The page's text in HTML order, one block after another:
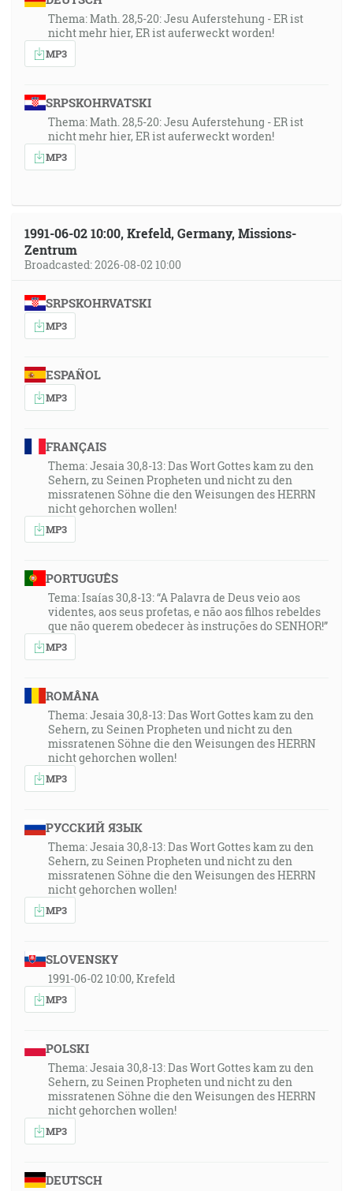
Thema: Math. 28,5-20: Jesu Auferstehung - ER ist
nicht mehr hier, ER ist auferweckt worden!
MP3
SRPSKOHRVATSKI
Thema: Math. 28,5-20: Jesu Auferstehung - ER ist
nicht mehr hier, ER ist auferweckt worden!
MP3
1991-06-02 10:00, Krefeld, Germany, Missions-
Zentrum
Broadcasted: 2026-08-02 10:00
SRPSKOHRVATSKI
MP3
ESPAÑOL
MP3
FRANÇAIS
Thema: Jesaia 30,8-13: Das Wort Gottes kam zu den
Sehern, zu Seinen Propheten und nicht zu den
missratenen Söhne die den Weisungen des HERRN
nicht gehorchen wollen!
MP3
PORTUGUÊS
Tema: Isaías 30,8-13: “A Palavra de Deus veio aos
videntes, aos seus profetas, e não aos filhos rebeldes
que não querem obedecer às instruções do SENHOR!”
MP3
ROMÂNA
Thema: Jesaia 30,8-13: Das Wort Gottes kam zu den
Sehern, zu Seinen Propheten und nicht zu den
missratenen Söhne die den Weisungen des HERRN
nicht gehorchen wollen!
MP3
РУССКИЙ ЯЗЫК
Thema: Jesaia 30,8-13: Das Wort Gottes kam zu den
Sehern, zu Seinen Propheten und nicht zu den
missratenen Söhne die den Weisungen des HERRN
nicht gehorchen wollen!
MP3
SLOVENSKY
1991-06-02 10:00, Krefeld
MP3
POLSKI
Thema: Jesaia 30,8-13: Das Wort Gottes kam zu den
Sehern, zu Seinen Propheten und nicht zu den
missratenen Söhne die den Weisungen des HERRN
nicht gehorchen wollen!
MP3
DEUTSCH